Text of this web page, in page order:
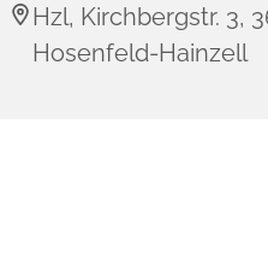
Hzl, Kirchbergstr. 3,
Hosenfeld-Hainzell